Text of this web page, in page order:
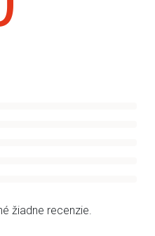
žiadne recenzie.